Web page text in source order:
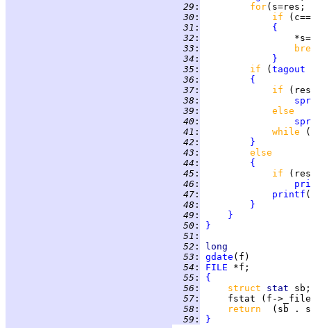
  29
:
for
  30
: if
  31
:
{
  32
:
                 *s=
  33
:
  34
:
}
  35
: if ( tagout
  36
:
{
  37
: if
  38
:
  39
:
else
  40
:
  41
: while
  42
:
}
  43
:
else
  44
:
{
  45
: if
  46
:
  47
: printf (
  48
:
}
  49
:
}
  50
:
}
  51
:
  52
:
long
  53
: gdate
  54
: FILE
  55
:
{
  56
: struct stat
  57
:
  58
:
return
  59
: }